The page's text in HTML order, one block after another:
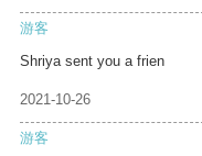
游客
Shriya sent you a frien
2021-10-26
游客